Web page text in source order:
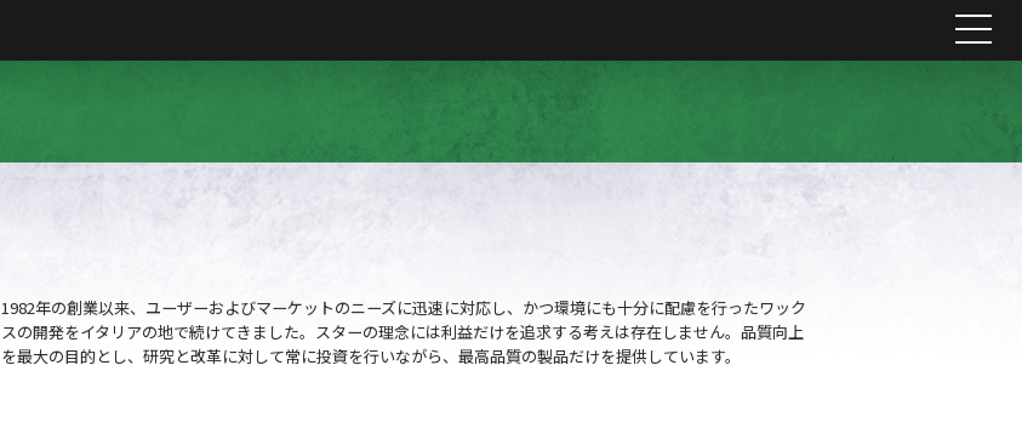
1982年の創業以来、ユーザーおよびマーケットのニーズに迅速に対応し、かつ環境にも十分に配慮を行ったワック
スの開発をイタリアの地で続けてきました。スターの理念には利益だけを追求する考えは存在しません。品質向上
を最大の目的とし、研究と改革に対して常に投資を行いながら、最高品質の製品だけを提供しています。